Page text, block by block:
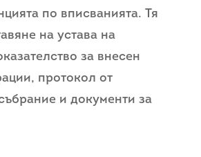
по вписванията. Тя
на устава на
за внесен
протокол от
и документи за